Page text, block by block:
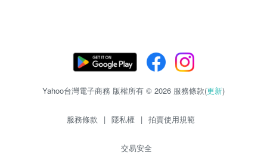
Yahoo台灣電子商務 版權所有 © 2026 服務條款(更新)
服務條款 | 隱私權 | 拍賣使用規範
交易安全